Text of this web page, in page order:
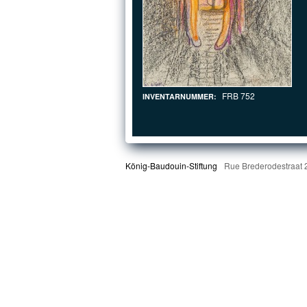
INVENTARNUMMER: FRB 752
König-Baudouin-Stiftung Rue Brederodestraat